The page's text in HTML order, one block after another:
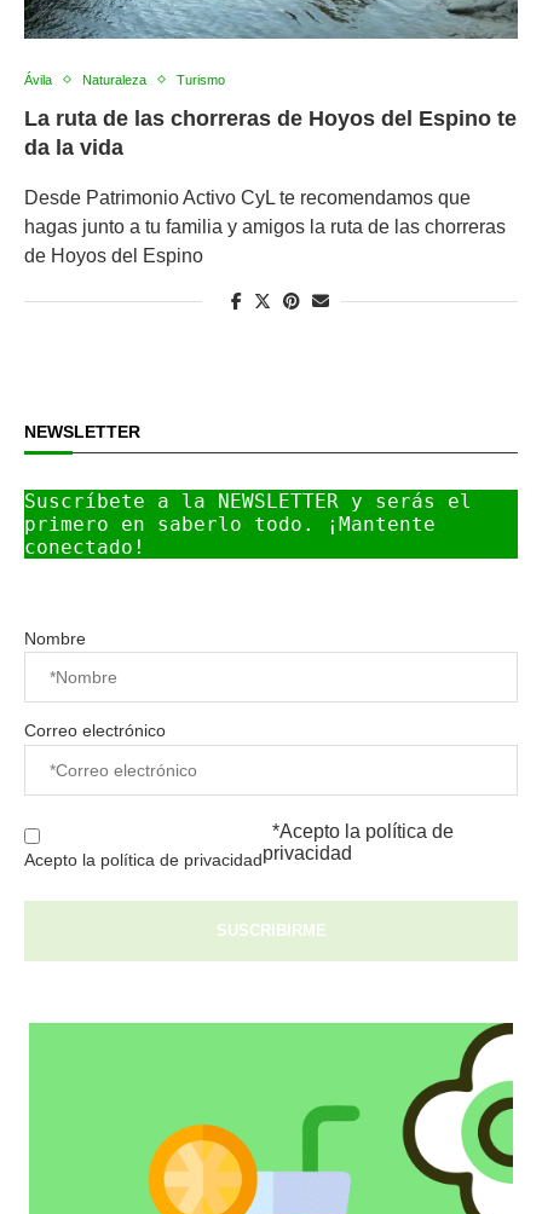
Ávila Naturaleza Turismo
La ruta de las chorreras de Hoyos del Espino te
da la vida
Desde Patrimonio Activo CyL te recomendamos que
hagas junto a tu familia y amigos la ruta de las chorreras
de Hoyos del Espino
NEWSLETTER
Suscríbete a la NEWSLETTER y serás el
primero en saberlo todo. ¡Mantente
conectado!
Nombre
Correo electrónico
Acepto la política de privacidad
*Acepto la política de
privacidad